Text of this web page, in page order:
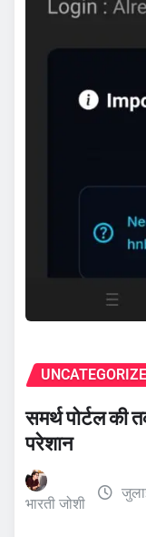
समर्थ पोर्टल की
परेशान
भारती जोशी